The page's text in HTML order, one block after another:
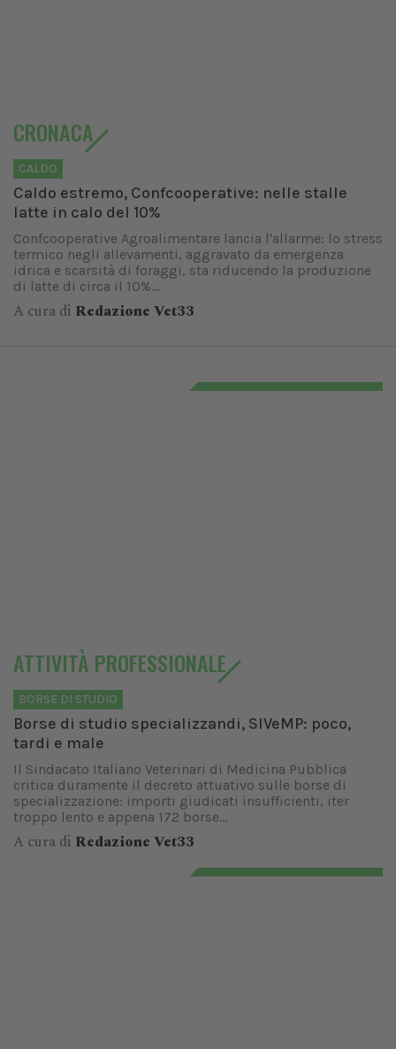
CRONACA
CALDO
Caldo estremo, Confcooperative: nelle stalle
latte in calo del 10%
Confcooperative Agroalimentare lancia l'allarme: lo stress
termico negli allevamenti, aggravato da emergenza
idrica e scarsità di foraggi, sta riducendo la produzione
di latte di circa il 10%...
A cura di Redazione Vet33
ATTIVITÀ PROFESSIONALE
BORSE DI STUDIO
Borse di studio specializzandi, SIVeMP: poco,
tardi e male
Il Sindacato Italiano Veterinari di Medicina Pubblica
critica duramente il decreto attuativo sulle borse di
specializzazione: importi giudicati insufficienti, iter
troppo lento e appena 172 borse...
A cura di Redazione Vet33